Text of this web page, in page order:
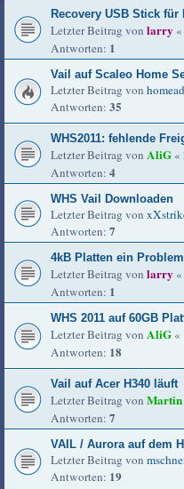
Recovery USB Stick für
Letzter Beitrag von larry «
Antworten: 1
Vail auf Scaleo Home
Letzter Beitrag von
Antworten: 35
WHS2011: fehlende
Letzter Beitrag von AliG «
Antworten: 4
WHS Vail Downloaden
Letzter Beitrag von
Antworten: 7
4kB Platten ein
Letzter Beitrag von larry «
Antworten: 1
WHS 2011 auf 60GB
Letzter Beitrag von AliG «
Antworten: 18
Vail auf Acer H340 läuft
Letzter Beitrag von Martin
Antworten: 7
VAIL / Aurora auf dem
Letzter Beitrag von
Antworten: 19